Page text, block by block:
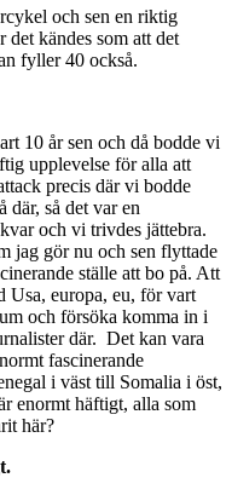
och sen en riktig
det kändes som att det
fyller 40 också.
10 år sen och då bodde vi
upplevelse för alla att
precis där vi bodde
där, så det var en
och vi trivdes jättebra.
jag gör nu och sen flyttade
ställe att bo på. Att
Usa, europa, eu, för vart
och försöka komma in i
där. Det kan vara
fascinerande
i väst till Somalia i öst,
enormt häftigt, alla som
här?